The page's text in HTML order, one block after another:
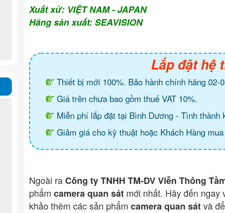
Xuất xứ: VIỆT NAM - JAPAN
Hãng sản xuất: SEAVISION
Lắp đặt hệ
Thiết bị mới 100%. Bảo hành chính hãng 02-
Giá trên chưa bao gồm thuế VAT 10%.
Miễn phí lắp đặt tại Bình Dương - Tình thành
Giảm giá cho kỹ thuật hoặc Khách Hàng
Ngoài raCông ty TNHH TM-DV Viễn Thông
phẩm camera quan sát mới nhất. Hãy đến ngay
khảo thêm các sản phẩm camera quan sátvà